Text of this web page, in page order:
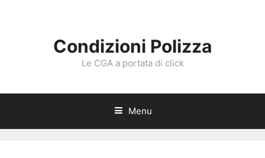
Condizioni Polizza
Le CGA a portata di click
Menu